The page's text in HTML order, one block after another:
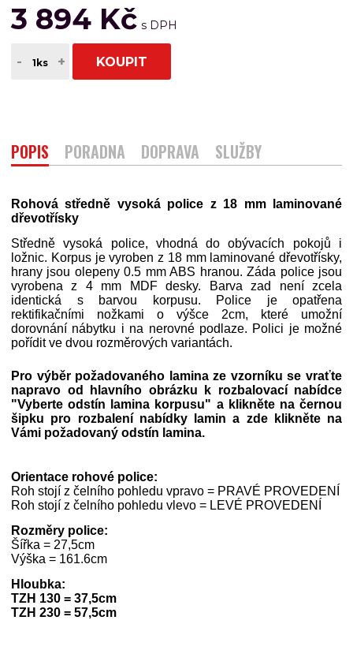
3 894 Kč
- + KOUPIT
POPIS PORADNA DOPRAVA SLUŽBY
Rohová středně vysoká police z 18 mm laminované
dřevotřísky
Středně vysoká police, vhodná do obývacích pokojů i
ložnic. Korpus je vyroben z 18 mm laminované dřevotřísky,
hrany jsou olepeny 0.5 mm ABS hranou. Záda police jsou
vyrobena z 4 mm MDF desky. Barva zad není zcela
identická s barvou korpusu. Police je opatřena
rektifikačními nožkami o výšce 2cm, které umožní
dorovnání nábytku i na nerovné podlaze. Polici je možné
pořídit ve dvou rozměrových variantách.
Pro výběr požadovaného lamina ze vzorníku se vraťte
napravo od hlavního obrázku k rozbalovací nabídce
"Vyberte odstín lamina korpusu" a klikněte na černou
šipku pro rozbalení nabídky lamin a zde klikněte na
Vámi požadovaný odstín lamina.
Orientace rohové police:
Roh stojí z čelního pohledu vpravo = PRAVÉ PROVEDENÍ
Roh stojí z čelního pohledu vlevo = LEVÉ PROVEDENÍ
Rozměry police:
Šířka = 27,5cm
Výška = 161.6cm
Hloubka:
TZH 130 = 37,5cm
TZH 230 = 57,5cm